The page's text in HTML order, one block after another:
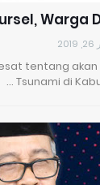
Warga
tentang
Tsunami di